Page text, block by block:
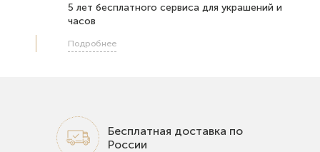
5 лет бесплатного сервиса для украшений и
часов
Подробнее
Бесплатная доставка по
России